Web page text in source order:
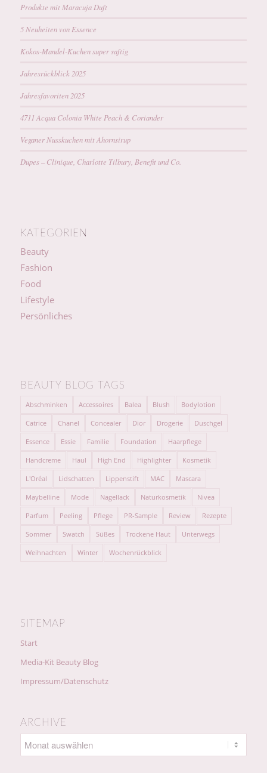
Produkte mit Maracuja Duft
5 Neuheiten von Essence
Kokos-Mandel-Kuchen super saftig
Jahresrückblick 2025
Jahresfavoriten 2025
4711 Acqua Colonia White Peach & Coriander
Veganer Nusskuchen mit Ahornsirup
Dupes – Clinique, Charlotte Tilbury, Benefit und Co.
KATEGORIEN
Beauty
Fashion
Food
Lifestyle
Persönliches
BEAUTY BLOG TAGS
Abschminken Accessoires Balea Blush Bodylotion
Catrice Chanel Concealer Dior Drogerie Duschgel
Essence Essie Familie Foundation Haarpflege
Handcreme Haul High End Highlighter Kosmetik
L'Oréal Lidschatten Lippenstift MAC Mascara
Maybelline Mode Nagellack Naturkosmetik Nivea
Parfum Peeling Pflege PR-Sample Review Rezepte
Sommer Swatch Süßes Trockene Haut Unterwegs
Weihnachten Winter Wochenrückblick
SITEMAP
Start
Media-Kit Beauty Blog
Impressum/Datenschutz
ARCHIVE